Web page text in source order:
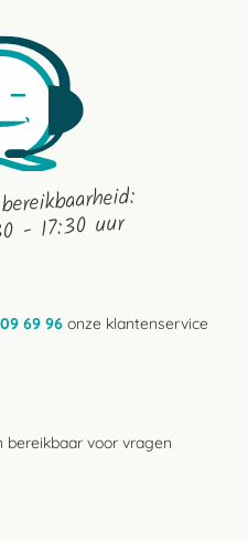
- 17:30 uur
69 96 onze klantenservice
bereikbaar voor vragen